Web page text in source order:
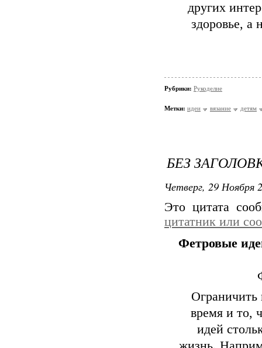
других
здоровье, а
Рубрики: Рукоделие
Метки: идеи вязание детям
БЕЗ
Четверг, 29 Ноября
Это цитата
цитатник или
Фетровые
Ограничить
время и то,
идей